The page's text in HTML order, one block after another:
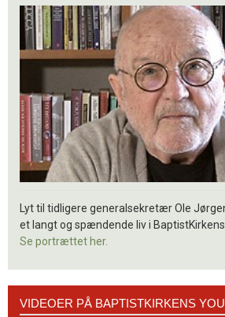
Lyt til tidligere generalsekretær Ole
et langt og spændende liv i
Se portrættet her.
VIDEOER PÅ BAPTISTKIRKENS